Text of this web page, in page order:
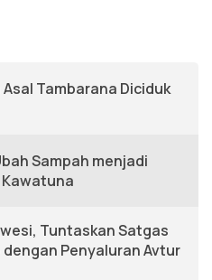
Asal Tambarana Diciduk
Sampah menjadi
Kawatuna
Tuntaskan Satgas
dengan Penyaluran Avtur